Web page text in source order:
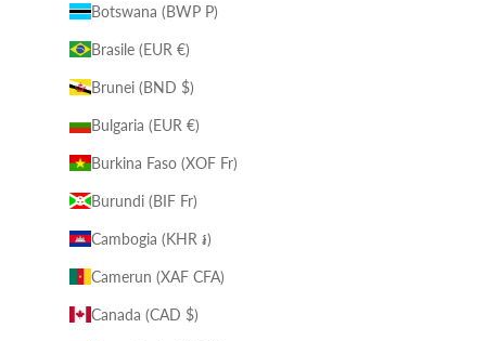
Botswana (BWP P)
Brasile (EUR €)
Brunei (BND $)
Bulgaria (EUR €)
Burkina Faso (XOF Fr)
Burundi (BIF Fr)
Cambogia (KHR ៛)
Camerun (XAF CFA)
Canada (CAD $)